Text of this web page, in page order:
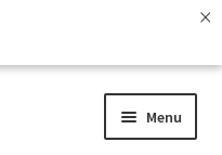
×
Menu